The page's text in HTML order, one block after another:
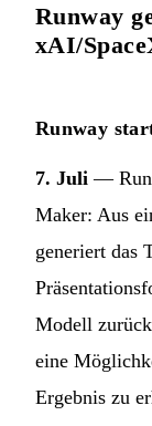
Runway
xAI/
Runway
7. Juli —
Maker: Aus
generiert das
Modell
eine
Ergebnis zu